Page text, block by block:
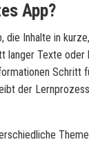
App?
die Inhalte in
langer Texte
Schritt
der